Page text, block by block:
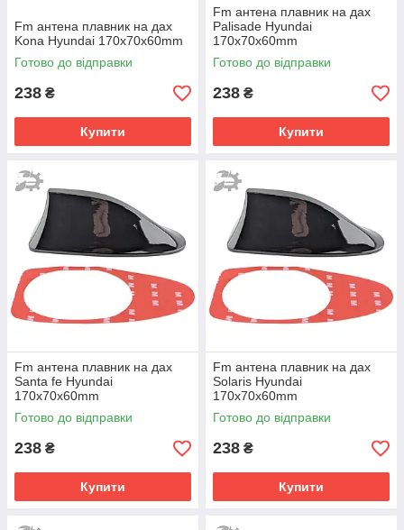
Fm антена плавник на дах
Kona Hyundai 170х70х60mm
Готово до відправки
238 ₴
Купити
Fm антена плавник на дах
Palisade Hyundai
170х70х60mm
Готово до відправки
238 ₴
Купити
Fm антена плавник на дах
Santa fe Hyundai
170х70х60mm
Готово до відправки
238 ₴
Купити
Fm антена плавник на дах
Solaris Hyundai
170х70х60mm
Готово до відправки
238 ₴
Купити